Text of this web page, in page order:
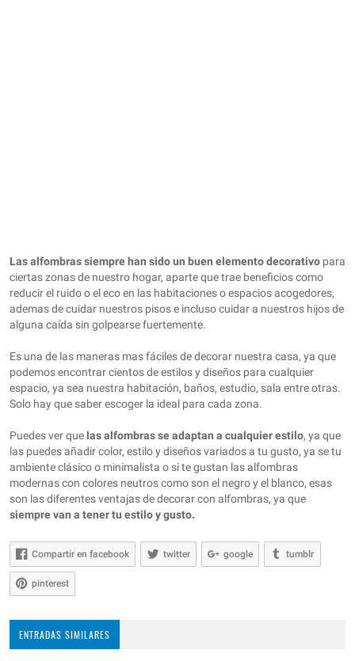
Las alfombras siempre han sido un buen elemento decorativo para
ciertas zonas de nuestro hogar, aparte que trae beneficios como
reducir el ruido o el eco en las habitaciones o espacios acogedores,
ademas de cuidar nuestros pisos e incluso cuidar a nuestros hijos de
alguna caída sin golpearse fuertemente.
Es una de las maneras mas fáciles de decorar nuestra casa, ya que
podemos encontrar cientos de estilos y diseños para cualquier
espacio, ya sea nuestra habitación, baños, estudio, sala entre otras.
Solo hay que saber escoger la ideal para cada zona.
Puedes ver que las alfombras se adaptan a cualquier estilo, ya que
las puedes añadir color, estilo y diseños variados a tu gusto, ya se tu
ambiente clásico o minimalista o si te gustan las alfombras
modernas con colores neutros como son el negro y el blanco, esas
son las diferentes ventajas de decorar con alfombras, ya que
siempre van a tener tu estilo y gusto.
Compartir en facebook twitter google tumblr
pinterest
ENTRADAS SIMILARES